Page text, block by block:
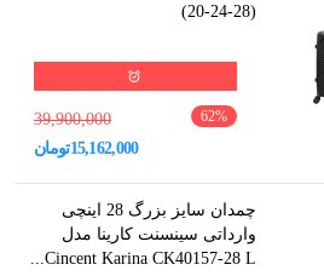
(20-24-28)
62%
39,900,000
15,162,000تومان
چمدان سایز بزرگ 28 اینچی
وارداتی سینسنت کارینا مدل
Cincent Karina CK40157-28 L...